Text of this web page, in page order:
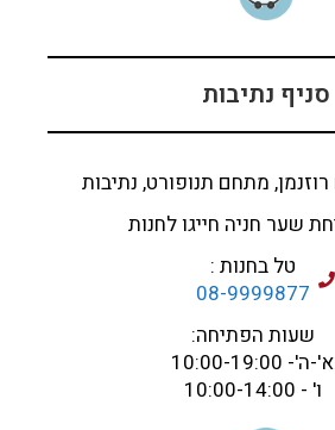
סניף נתיבות
מתחם תנופורט, נתיבות
שער חניה חייגו לחנות
טל בחנות :
08-9999877
שעות הפתיחה:
א'-ה'- 10:00-19:00
ו' - 10:00-14:00